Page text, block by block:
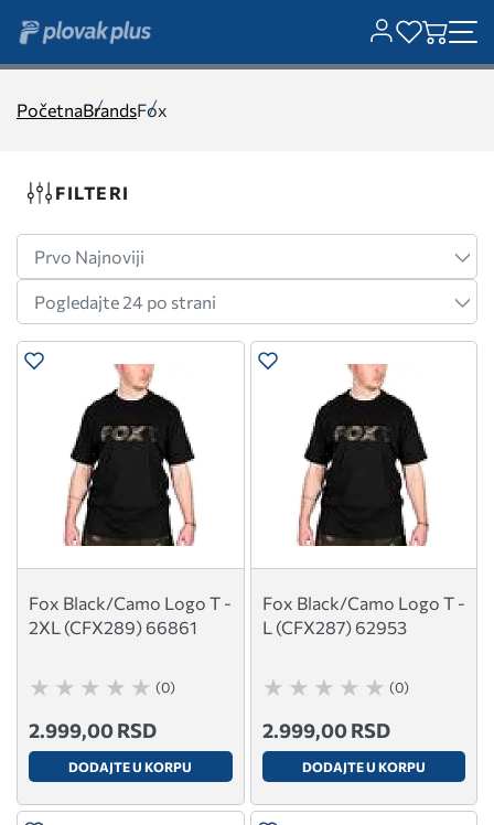
PočetnaBrandsFox
FILTERI
Fox Black/Camo Logo T -
2XL (CFX289) 66861
(0)
2.999,00 RSD
DODAJTE U KORPU
Fox Black/Camo Logo T -
L (CFX287) 62953
(0)
2.999,00 RSD
DODAJTE U KORPU